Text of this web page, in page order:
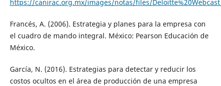
https://canirac.org.mx/images/notas/files/
Francés, A. (2006). Estrategia y planes para la empresa con
el cuadro de mando integral. México: Pearson Educación de
México.
García, N. (2016). Estrategias para detectar y reducir los
costos ocultos en el área de producción de una empresa